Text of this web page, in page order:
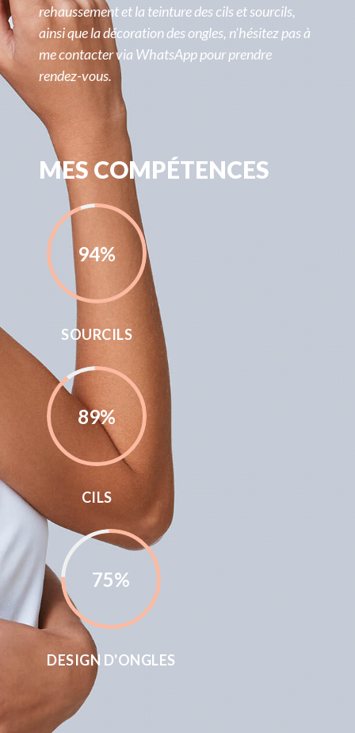
rehaussement et la teinture des cils et sourcils,
ainsi que la décoration des ongles, n’hésitez pas à
me contacter via WhatsApp pour prendre
rendez-vous.
MES COMPÉTENCES
94%
SOURCILS
89%
CILS
75%
DESIGN D'ONGLES